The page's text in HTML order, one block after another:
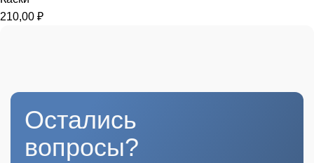
210,00 ₽
Остались
вопросы?